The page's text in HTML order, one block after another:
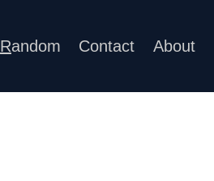
Random Contact About